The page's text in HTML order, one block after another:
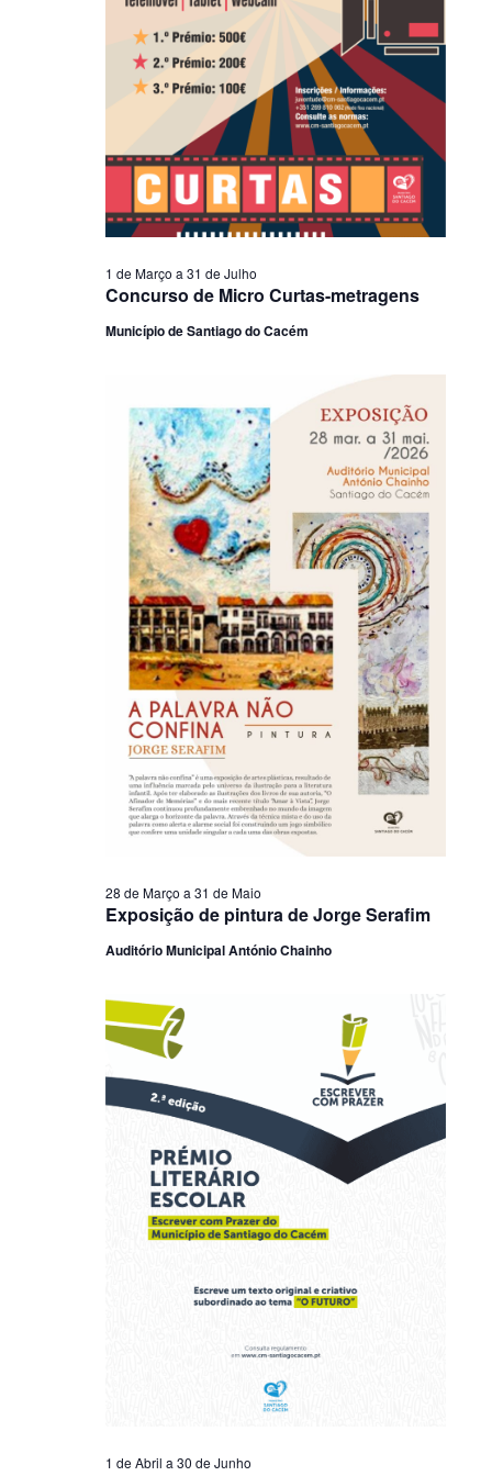
Concurso de Micro Curtas-metragens
1 de Março a 31 de Julho
Município de Santiago do Cacém
Exposição de pintura de Jorge Serafim
28 de Março a 31 de Maio
Auditório Municipal António Chainho
1 de Abril a 30 de Junho